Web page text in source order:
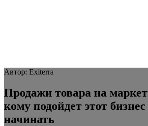
Автор: Exiterra
Продажи товара на
кому подойдет этот бизнес
начинать